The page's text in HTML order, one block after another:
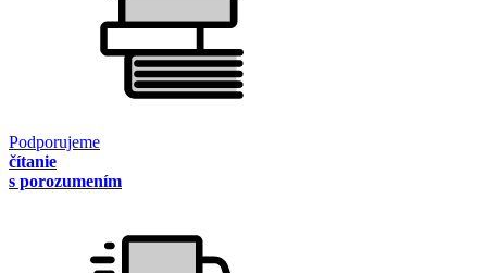
Podporujeme
čítanie
s porozumením